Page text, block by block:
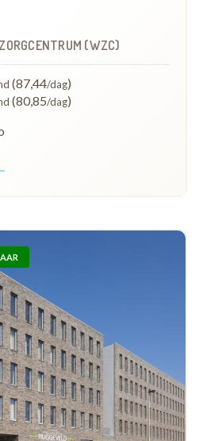
(WZC)
(87,44/dag)
(80,85/dag)